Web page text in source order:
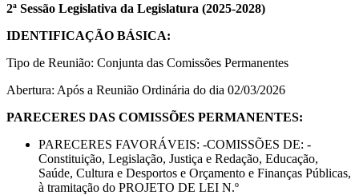
2ª Sessão Legislativa da Legislatura (2025-2028)
IDENTIFICAÇÃO BÁSICA:
Tipo de Reunião: Conjunta das Comissões Permanentes
Abertura: Após a Reunião Ordinária do dia 02/03/2026
PARECERES DAS COMISSÕES PERMANENTES:
PARECERES FAVORÁVEIS: -COMISSÕES DE: -
Constituição, Legislação, Justiça e Redação, Educação,
Saúde, Cultura e Desportos e Orçamento e Finanças Públicas,
à tramitação do PROJETO DE LEI N.º